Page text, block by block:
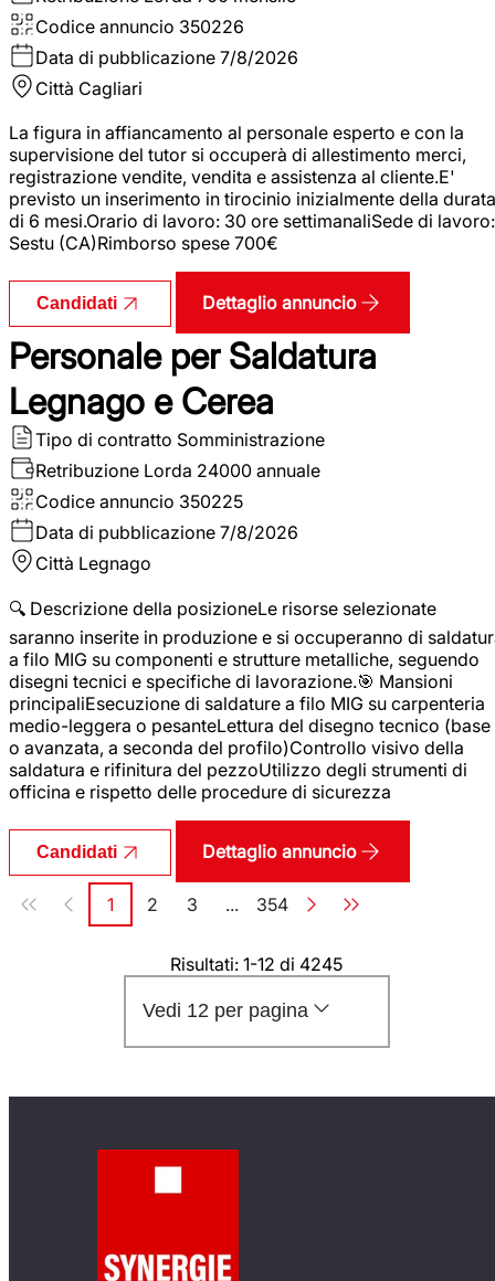
Codice annuncio 350226
Data di pubblicazione 7/8/2026
Città Cagliari
La figura in affiancamento al personale esperto e con la
supervisione del tutor si occuperà di allestimento merci,
registrazione vendite, vendita e assistenza al cliente.E'
previsto un inserimento in tirocinio inizialmente della durata
di 6 mesi.Orario di lavoro: 30 ore settimanaliSede di lavoro:
Sestu (CA)Rimborso spese 700€
Candidati Dettaglio annuncio
Personale per Saldatura
Legnago e Cerea
Tipo di contratto Somministrazione
Retribuzione Lorda 24000 annuale
Codice annuncio 350225
Data di pubblicazione 7/8/2026
Città Legnago
🔍 Descrizione della posizioneLe risorse selezionate
saranno inserite in produzione e si occuperanno di
a filo MIG su componenti e strutture metalliche, seguendo
disegni tecnici e specifiche di lavorazione.🎯 Mansioni
principaliEsecuzione di saldature a filo MIG su carpenteria
medio-leggera o pesanteLettura del disegno tecnico (base
o avanzata, a seconda del profilo)Controllo visivo della
saldatura e rifinitura del pezzoUtilizzo degli strumenti di
officina e rispetto delle procedure di sicurezza
Candidati Dettaglio annuncio
Paginazione
Pagina
1 Pagina
2 Pagina
3 ... Pagina
354
Risultati: 1-12 di 4245
Vedi 12 per pagina